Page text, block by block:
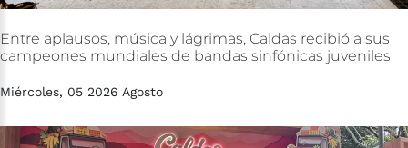
Entre aplausos, música y lágrimas, Caldas recibió a sus
campeones mundiales de bandas sinfónicas juveniles
Miércoles, 05 2026 Agosto